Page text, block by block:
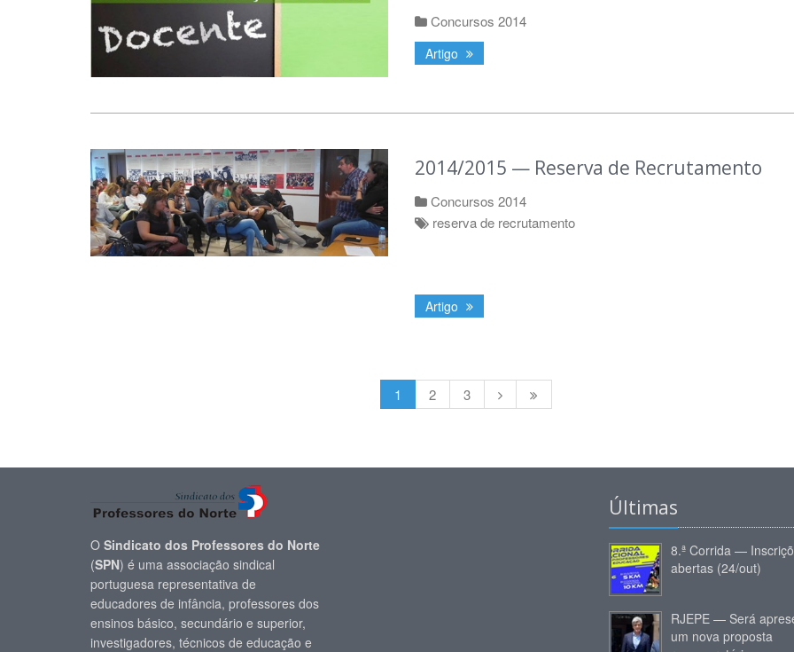
Concursos 2014
Artigo
2014/2015 — Reserva de Recrutamento
Concursos 2014
reserva de recrutamento
Artigo
1 2 3
O Sindicato dos Professores do Norte
(SPN) é uma associação sindical
portuguesa representativa de
educadores de infância, professores dos
ensinos básico, secundário e superior,
investigadores, técnicos de educação e
Últimas
8.ª Corrida —
abertas (24/out)
RJEPE — Será
um nova proposta